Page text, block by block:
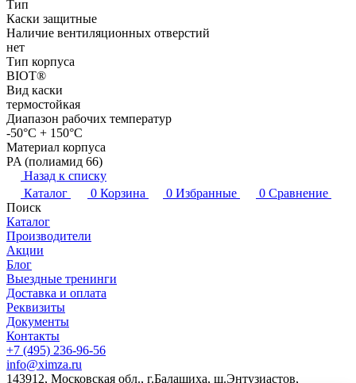
Тип
Каски защитные
Наличие вентиляционных отверстий
нет
Тип корпуса
BIOT®
Вид каски
термостойкая
Диапазон рабочих температур
-50°C + 150°C
Материал корпуса
PA (полиамид 66)
Назад к списку
Каталог
0 Корзина 0 Избранные 0 Сравнение
Поиск
Каталог
Производители
Акции
Блог
Выездные тренинги
Доставка и оплата
Реквизиты
Документы
Контакты
+7 (495) 236-96-56
info@ximza.ru
143912, Московская обл., г.Балашиха, ш.Энтузиастов,